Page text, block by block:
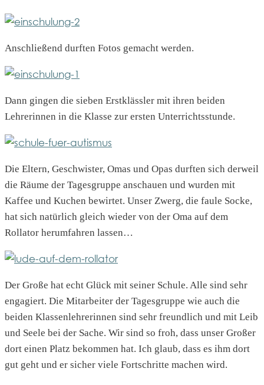
Anschließend durften Fotos gemacht werden.
Dann gingen die sieben Erstklässler mit ihren beiden
Lehrerinnen in die Klasse zur ersten Unterrichtsstunde.
Die Eltern, Geschwister, Omas und Opas durften sich derweil
die Räume der Tagesgruppe anschauen und wurden mit
Kaffee und Kuchen bewirtet. Unser Zwerg, die faule Socke,
hat sich natürlich gleich wieder von der Oma auf dem
Rollator herumfahren lassen…
Der Große hat echt Glück mit seiner Schule. Alle sind sehr
engagiert. Die Mitarbeiter der Tagesgruppe wie auch die
beiden Klassenlehrerinnen sind sehr freundlich und mit Leib
und Seele bei der Sache. Wir sind so froh, dass unser Großer
dort einen Platz bekommen hat. Ich glaub, dass es ihm dort
gut geht und er sicher viele Fortschritte machen wird.